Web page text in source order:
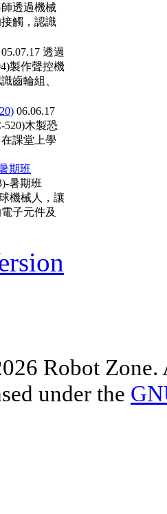
透過機械
觸，認識
05.07.17 透過
製作聲控機
齒輪組、
06.06.17
木製恐
課堂上學
期班
機械人，讓
子元件及
Robot Zone.
under the